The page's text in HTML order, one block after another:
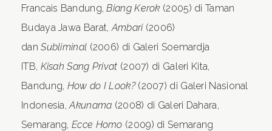
Francais Bandung,Biang Kerok (2005) di Taman
Budaya Jawa Barat,Ambari (2006)
danSubliminal (2006) di Galeri Soemardja
ITB, Kisah Sang Privat (2007) di Galeri Kita,
Bandung, How do I Look? (2007) di Galeri Nasional
Indonesia,Akunama (2008) di Galeri Dahara,
Semarang,Ecce Homo (2009) di Semarang